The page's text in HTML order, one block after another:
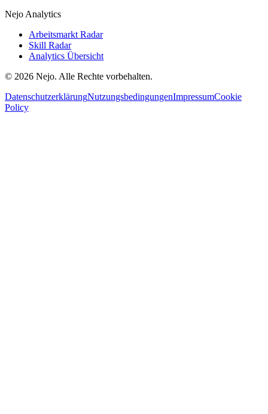
Nejo Analytics
Arbeitsmarkt Radar
Skill Radar
Analytics Übersicht
© 2026 Nejo. Alle Rechte vorbehalten.
DatenschutzerklärungNutzungsbedingungenImpressumCookie
Policy